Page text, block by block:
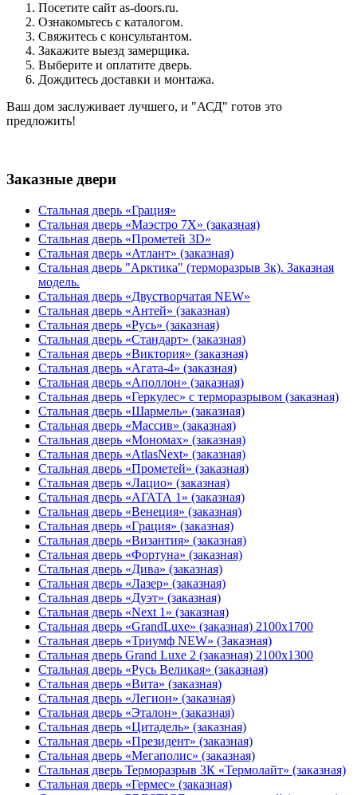
Посетите сайт as-doors.ru.
Ознакомьтесь с каталогом.
Свяжитесь с консультантом.
Закажите выезд замерщика.
Выберите и оплатите дверь.
Дождитесь доставки и монтажа.
Ваш дом заслуживает лучшего, и "АСД" готов это
предложить!
Заказные двери
Стальная дверь «Грация»
Стальная дверь «Маэстро 7Х» (заказная)
Стальная дверь «Прометей 3D»
Стальная дверь «Атлант» (заказная)
Стальная дверь "Арктика" (терморазрыв 3к). Заказная
модель.
Стальная дверь «Двустворчатая NEW»
Стальная дверь «Антей» (заказная)
Стальная дверь «Русь» (заказная)
Стальная дверь «Стандарт» (заказная)
Стальная дверь «Виктория» (заказная)
Стальная дверь «Агата-4» (заказная)
Стальная дверь «Аполлон» (заказная)
Стальная дверь «Геркулес» с терморазрывом (заказная)
Стальная дверь «Шармель» (заказная)
Стальная дверь «Массив» (заказная)
Стальная дверь «Мономах» (заказная)
Стальная дверь «AtlasNext» (заказная)
Стальная дверь «Прометей» (заказная)
Стальная дверь «Лацио» (заказная)
Стальная дверь «АГАТА 1» (заказная)
Стальная дверь «Венеция» (заказная)
Стальная дверь «Гpация» (заказная)
Стальная дверь «Византия» (заказная)
Стальная дверь «Фортуна» (заказная)
Стальная дверь «Дива» (заказная)
Стальная дверь «Лазер» (заказная)
Стальная дверь «Дуэт» (заказная)
Стальная дверь «Next 1» (заказная)
Стальная дверь «GrandLuxe» (заказная) 2100х1700
Стальная дверь «Триумф NEW» (Заказная)
Стальная дверь Grand Luxe 2 (заказная) 2100х1300
Стальная дверь «Русь Великая» (заказная)
Стальная дверь «Вита» (заказная)
Стальная дверь «Легион» (заказная)
Стальная дверь «Эталон» (заказная)
Стальная дверь «Цитадель» (заказная)
Стальная дверь «Президент» (заказная)
Стальная дверь «Мегаполис» (заказная)
Стальная дверь Терморазрыв 3К «Термолайт» (заказная)
Стальная дверь «Гермес» (заказная)